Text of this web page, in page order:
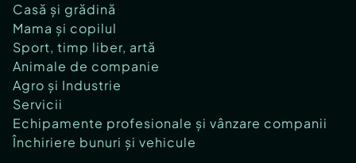
Casă și grădină
Mama și copilul
Sport, timp liber, artă
Animale de companie
Agro și Industrie
Servicii
Echipamente profesionale și vânzare companii
Închiriere bunuri și vehicule